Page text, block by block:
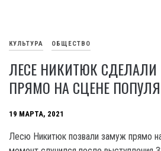
КУЛЬТУРА ОБЩЕСТВО
ЛЕСЕ НИКИТЮК
ПРЯМО НА СЦЕНЕ
19 МАРТА, 2021
Лесю Никитюк позвали замуж прямо